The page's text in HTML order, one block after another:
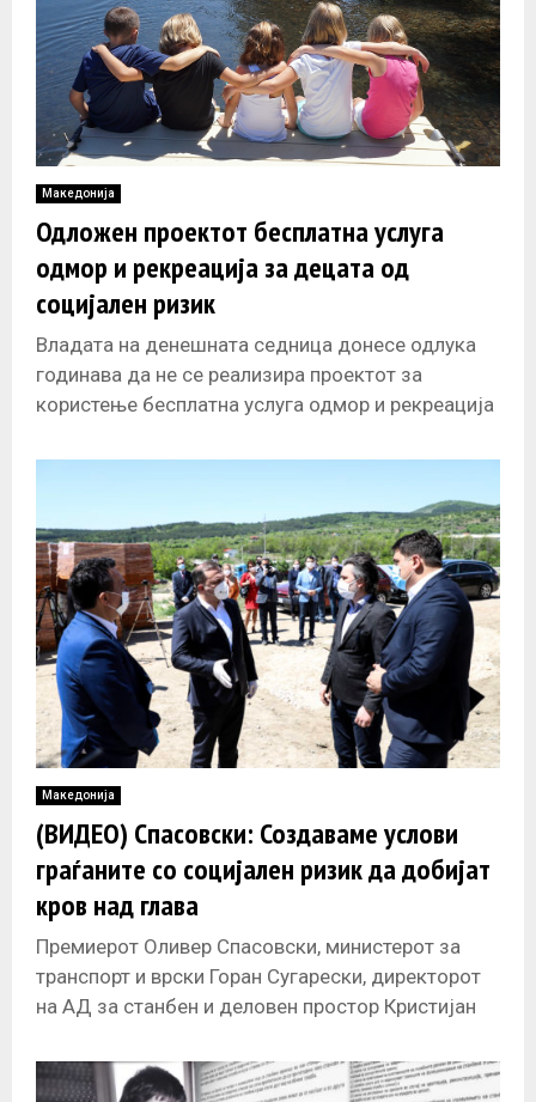
Македонија
Одложен проектот бесплатна услуга
одмор и рекреација за децата од
социјален ризик
Владата на денешната седница донесе одлука
годинава да не се реализира проектот за
користење бесплатна услуга одмор и рекреација
Македонија
(ВИДЕО) Спасовски: Создаваме услови
граѓаните со социјален ризик да добијат
кров над глава
Премиерот Оливер Спасовски, министерот за
транспорт и врски Горан Сугарески, директорот
на АД за станбен и деловен простор Кристијан
Пробиштип